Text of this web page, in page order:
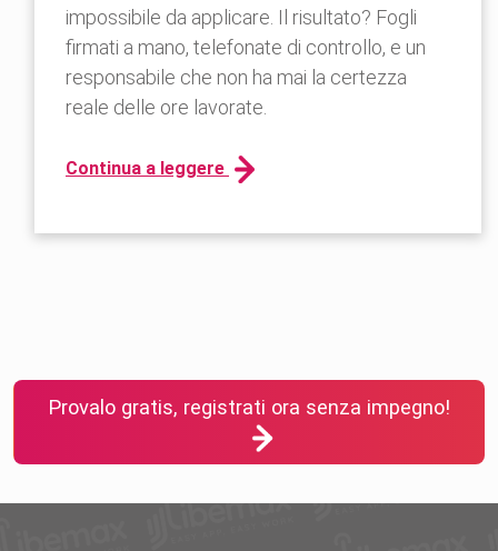
impossibile da applicare. Il risultato? Fogli
firmati a mano, telefonate di controllo, e un
responsabile che non ha mai la certezza
reale delle ore lavorate.
Continua a leggere
Provalo gratis, registrati ora senza impegno!